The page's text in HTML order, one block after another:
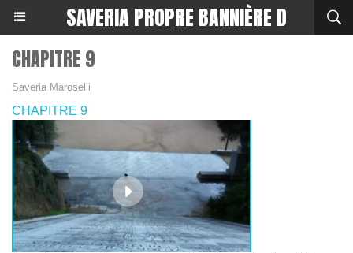
SAVERIA PROPRE BANNIÈRE D
CHAPITRE 9
Saveria Maroselli
CHAPITRE 9